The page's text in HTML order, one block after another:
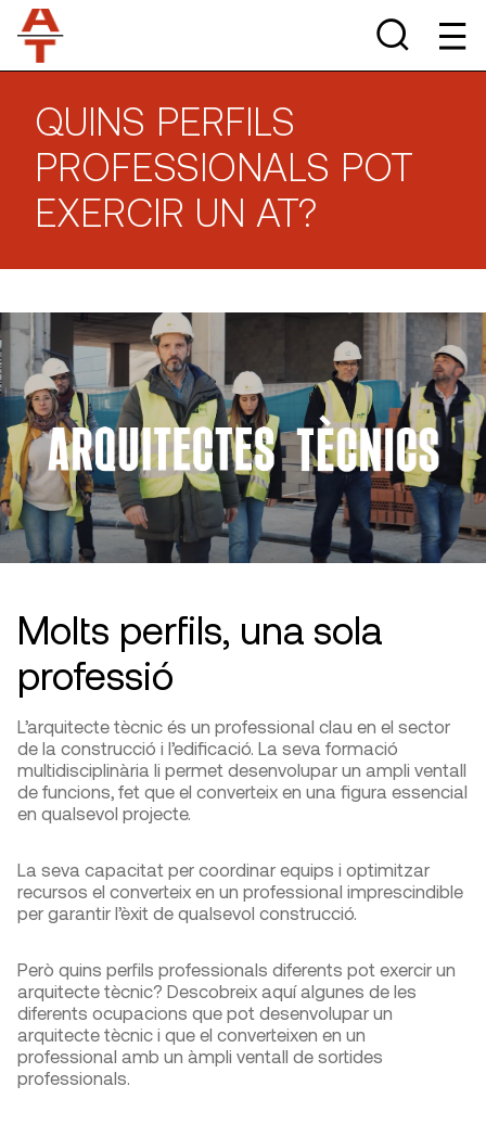
QUINS PERFILS
PROFESSIONALS POT
EXERCIR UN AT?
Molts perfils, una sola
professió
L’arquitecte tècnic és un professional clau en el sector
de la construcció i l’edificació. La seva formació
multidisciplinària li permet desenvolupar un ampli ventall
de funcions, fet que el converteix en una figura essencial
en qualsevol projecte.
La seva capacitat per coordinar equips i optimitzar
recursos el converteix en un professional imprescindible
per garantir l’èxit de qualsevol construcció.
Però quins perfils professionals diferents pot exercir un
arquitecte tècnic? Descobreix aquí algunes de les
diferents ocupacions que pot desenvolupar un
arquitecte tècnic i que el converteixen en un
professional amb un àmpli ventall de sortides
professionals.